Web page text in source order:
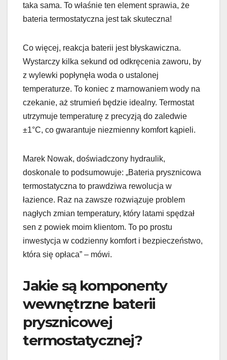
taka sama. To właśnie ten element sprawia, że
bateria termostatyczna jest tak skuteczna!
Co więcej, reakcja baterii jest błyskawiczna.
Wystarczy kilka sekund od odkręcenia zaworu, by
z wylewki popłynęła woda o ustalonej
temperaturze. To koniec z marnowaniem wody na
czekanie, aż strumień będzie idealny. Termostat
utrzymuje temperaturę z precyzją do zaledwie
±1°C, co gwarantuje niezmienny komfort kąpieli.
Marek Nowak, doświadczony hydraulik,
doskonale to podsumowuje: „Bateria prysznicowa
termostatyczna to prawdziwa rewolucja w
łazience. Raz na zawsze rozwiązuje problem
nagłych zmian temperatury, który latami spędzał
sen z powiek moim klientom. To po prostu
inwestycja w codzienny komfort i bezpieczeństwo,
która się opłaca” – mówi.
Jakie są komponenty
wewnętrzne baterii
prysznicowej
termostatycznej?